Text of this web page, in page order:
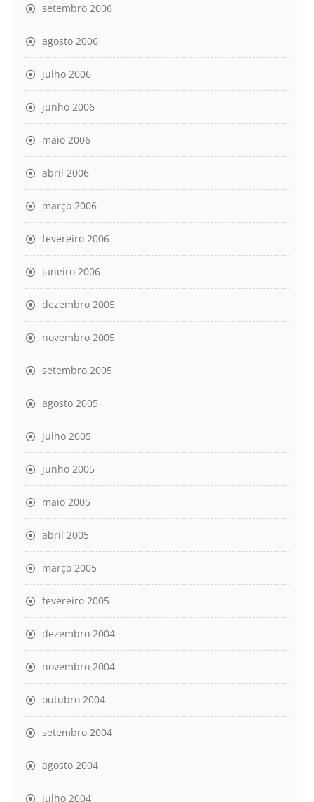
setembro 2006
agosto 2006
julho 2006
junho 2006
maio 2006
abril 2006
março 2006
fevereiro 2006
janeiro 2006
dezembro 2005
novembro 2005
setembro 2005
agosto 2005
julho 2005
junho 2005
maio 2005
abril 2005
março 2005
fevereiro 2005
dezembro 2004
novembro 2004
outubro 2004
setembro 2004
agosto 2004
julho 2004